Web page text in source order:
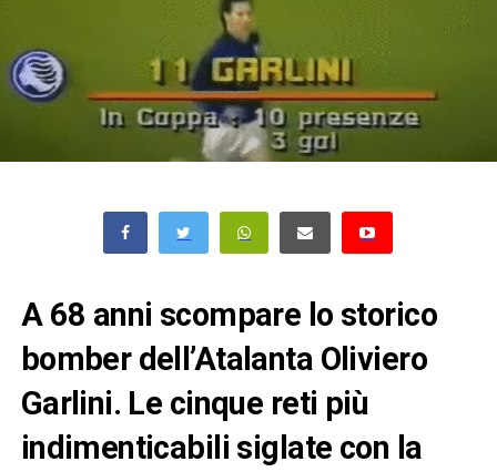
A 68 anni scompare lo storico
bomber dell’Atalanta Oliviero
Garlini. Le cinque reti più
indimenticabili siglate con la